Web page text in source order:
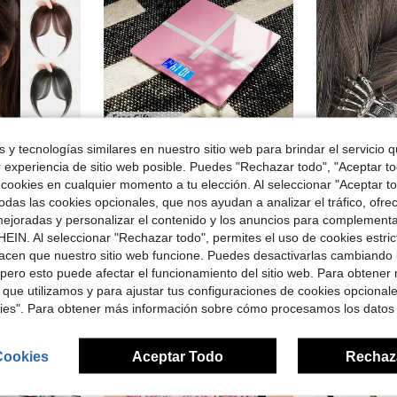
de $0.33
de cabello frontal con clip de una sola pieza, pieza de peluca para disfraz de Navidad y Halloween, cabello voluminoso
en nuevo Accesorios para el cabello para el baño
11
Local -66% Báscula digital de baño MOONRISE, báscula de alta precisión, pantalla digital, báscula de baño, funciona con pilas (pilas no incluidas), tamaño compacto, capacidad de hasta 180 kg
#1 Más vendidos en Báscula de peso corporal
$6.69
200+ vendidos
4-5 días hábiles
-12% 2 piezas Pinzas de garra para el cabello con mano de
#4 Más
#4 Más
#4 Más
#4 Más
$2.30
y tecnologías similares en nuestro sitio web para brindar el servicio
de sitio web posible. Puedes "Rechazar todo", "Aceptar
en cualquier momento a tu elección. Al seleccionar "Aceptar
las cookies opcionales, que nos ayudan a analizar el tráfico,
y personalizar el contenido y los anuncios para
Al seleccionar "Rechazar todo", permites el uso de cookies
que nuestro sitio web funcione. Puedes desactivarlas cambiando
esto puede afectar el funcionamiento del sitio web. Para obtener
utilizamos y para ajustar tus configuraciones de cookies
Para obtener más información sobre cómo procesamos los datos
Aceptar Todo